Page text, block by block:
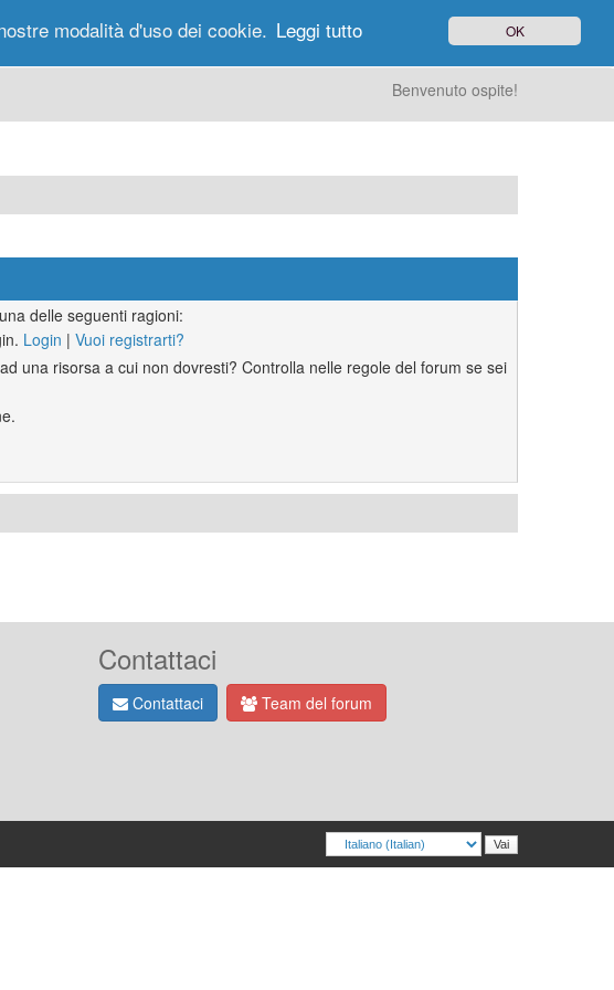
Messaggi di Oggi Ricerca Utenti
Benvenuto ospite!
delle seguenti ragioni:
Login | Vuoi registrarti?
una risorsa a cui non dovresti? Controlla nelle regole del forum se sei
Contattaci
Contattaci Team del forum
modalità d'uso dei cookie. Leggi tutto OK